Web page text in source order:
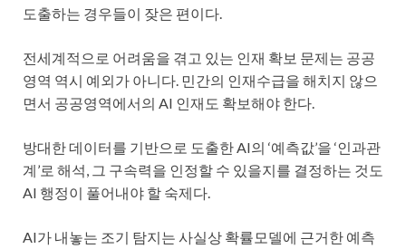
도출하는 경우들이 잦은 편이다.
전세계적으로 어려움을 겪고 있는 인재 확보 문제는 공공
영역 역시 예외가 아니다. 민간의 인재수급을 해치지 않으
면서 공공영역에서의 AI 인재도 확보해야 한다.
방대한 데이터를 기반으로 도출한 AI의 ‘예측값’을 ‘인과관
계’로 해석, 그 구속력을 인정할 수 있을지를 결정하는 것도
AI 행정이 풀어내야 할 숙제다.
AI가 내놓는 조기 탐지는 사실상 확률모델에 근거한 예측